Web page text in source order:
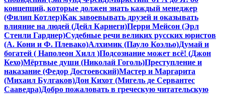
концепций, которые должен знать каждый менеджер
(Филип Котлер)Как завоевывать друзей и оказывать
влияние на людей (Дейл Карнеги)Перри Мейсон (Эрл
Стенли Гарднер)Судебные речи великих русских юристов
(А. Кони и Ф. Плевако)Алхимик (Пауло Коэльо)Думай и
богатей ( Наполеон Хилл )Подсознание может всё! (Джон
Кехо)Мёртвые души (Николай Гоголь)Преступление и
наказание (Федор Достоевский)Мастер и Маргарита
(Михаил Булгаков)Дон Кихот (Мигель де Сервантес
Сааведра)Добро пожаловать в греческую читательскую